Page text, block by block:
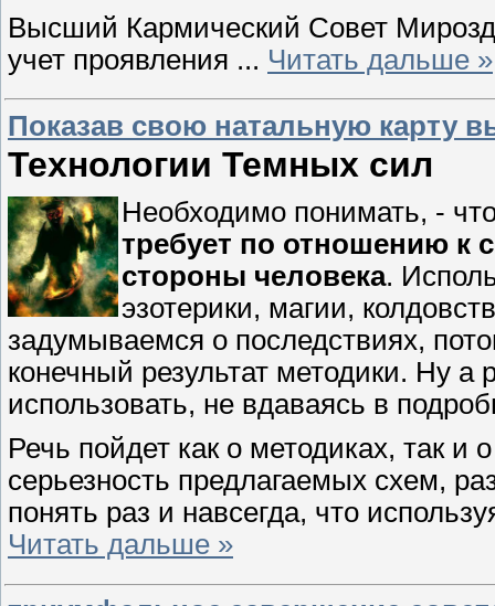
Высший Кармический Совет
учет проявления ... Читать дальше »
Показав свою натальную карту
Технологии Темных сил
Необходимо понимать, -
требует по отношению к
стороны человека.
эзотерики, магии,
задумываемся о последствиях,
конечный результат методики. Ну а
использовать, не вдаваясь в
Речь пойдет как о методиках, так и
серьезность предлагаемых схем,
понять раз и навсегда, что
Читать дальше »